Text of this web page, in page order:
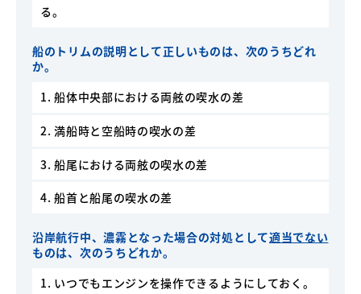
る。
船のトリムの説明として正しいものは、次のうちどれ
か。
1. 船体中央部における両舷の喫水の差
2. 満船時と空船時の喫水の差
3. 船尾における両舷の喫水の差
4. 船首と船尾の喫水の差
沿岸航行中、濃霧となった場合の対処として適当でない
ものは、次のうちどれか。
1. いつでもエンジンを操作できるようにしておく。